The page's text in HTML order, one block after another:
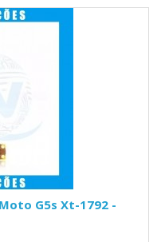
G5s Xt-1792 -